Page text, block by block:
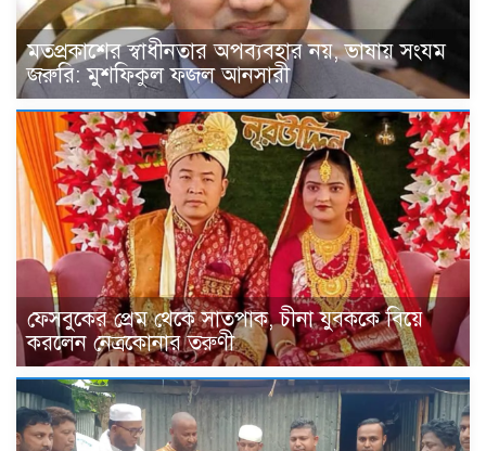
মতপ্রকাশের স্বাধীনতার অপব্যবহার নয়, ভাষায় সংযম
জরুরি: মুশফিকুল ফজল আনসারী
ফেসবুকের প্রেম থেকে সাতপাক, চীনা যুবককে বিয়ে
করলেন নেত্রকোনার তরুণী